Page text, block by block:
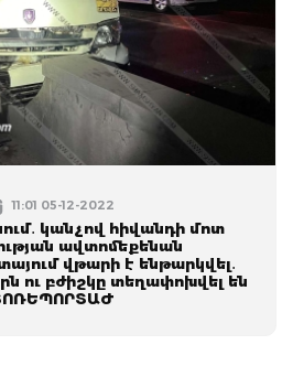
11:01 05-12-2022
կանչով հիվանդի մոտ
ավտոմեքենան
վթարի է ենթարկվել․
ու բժիշկը տեղափոխվել են